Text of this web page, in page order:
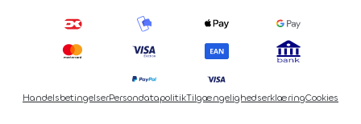
HandelsbetingelserPersondatapolitikTilgængelighedserklæringCookies